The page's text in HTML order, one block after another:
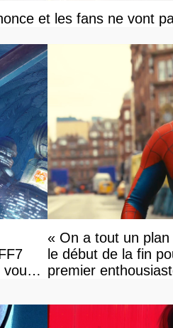
et les fans ne vont
vous
« On a tout un
le début de la fin
premier